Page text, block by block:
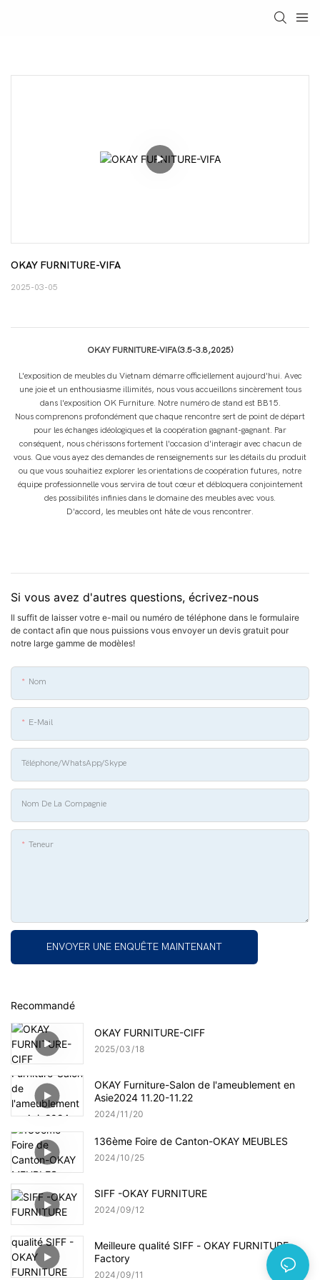
OKAY FURNITURE-VIFA
2025-03-05
OKAY FURNITURE-VIFA(3.5-3.8,2025)
L'exposition de meubles du Vietnam démarre officiellement aujourd'hui. Avec
une joie et un enthousiasme illimités, nous vous accueillons sincèrement tous
dans l'exposition OK Furniture. Notre numéro de stand est BB15.
Nous comprenons profondément que chaque rencontre sert de point de départ
pour les échanges idéologiques et la coopération gagnant-gagnant. Par
conséquent, nous chérissons fortement l'occasion d'interagir avec chacun de
vous. Que vous ayez des demandes de renseignements sur les détails du produit
ou que vous souhaitiez explorer les orientations de coopération futures, notre
équipe professionnelle vous servira de tout cœur et débloquera conjointement
des possibilités infinies dans le domaine des meubles avec vous.
D'accord, les meubles ont hâte de vous rencontrer.
Si vous avez d'autres questions, écrivez-nous
Il suffit de laisser votre e-mail ou numéro de téléphone dans le formulaire
de contact afin que nous puissions vous envoyer un devis gratuit pour
notre large gamme de modèles!
Nom
E-Mail
Téléphone/WhatsApp/Skype
Nom De La Compagnie
Teneur
ENVOYER UNE ENQUÊTE MAINTENANT
Recommandé
OKAY FURNITURE-CIFF
2025 03 18
OKAY Furniture-Salon de l'ameublement en
Asie2024 11.20-11.22
2024 11 20
136ème Foire de Canton-OKAY MEUBLES
2024 10 25
SIFF -OKAY FURNITURE
2024 09 12
Meilleure qualité SIFF - OKAY FURNITURE
Factory
2024 09 11